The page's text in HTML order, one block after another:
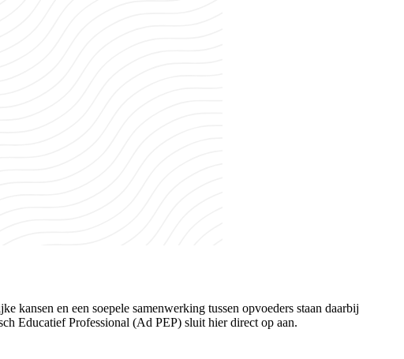
kansen en een soepele samenwerking tussen opvoeders staan daarbij
Educatief Professional (Ad PEP) sluit hier direct op aan.